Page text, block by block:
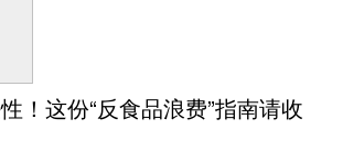
！这份“反食品浪费”指南请收